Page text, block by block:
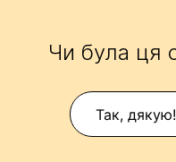
Чи була ця
Так, дякую!